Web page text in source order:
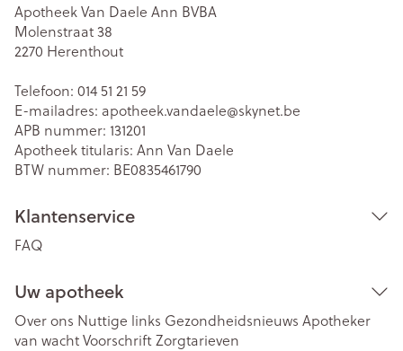
Apotheek Van Daele Ann BVBA
Molenstraat 38
2270 Herenthout
Telefoon: 014 51 21 59
E-mailadres: apotheek.vandaele@skynet.be
APB nummer: 131201
Apotheek titularis: Ann Van Daele
BTW nummer: BE0835461790
Klantenservice
FAQ
Uw apotheek
Over ons Nuttige links Gezondheidsnieuws Apotheker
van wachtVoorschriftZorgtarieven